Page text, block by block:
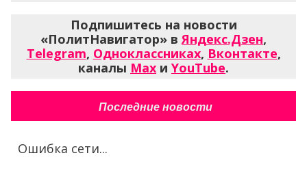
Подпишитесь на новости
«ПолитНавигатор» вЯндекс.Дзен,
Telegram, Одноклассниках, Вконтакте,
каналы Max и YouTube.
Последние новости
Ошибка сети...